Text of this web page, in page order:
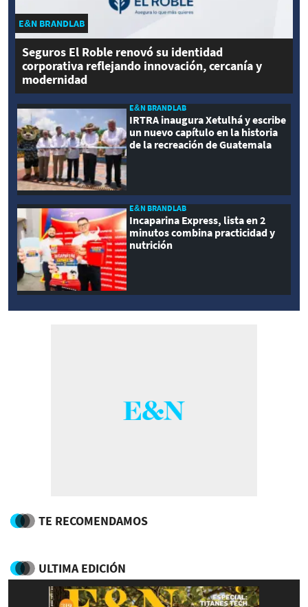
E&N BRANDLAB
Seguros El Roble renovó su identidad
corporativa reflejando innovación, cercanía y
modernidad
E&N BRANDLAB
IRTRA inaugura Xetulhá y escribe
un nuevo capítulo en la historia
de la recreación de Guatemala
E&N BRANDLAB
Incaparina Express, lista en 2
minutos combina practicidad y
nutrición
TE RECOMENDAMOS
ULTIMA EDICIÓN